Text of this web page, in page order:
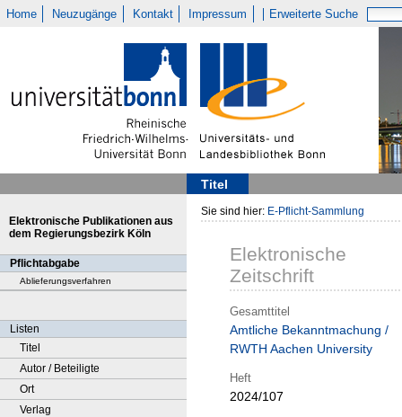
Home Neuzugänge Kontakt Impressum Erweiterte Suche
Titel
Elektronische Publikationen aus
dem Regierungsbezirk Köln
Pflichtabgabe
Ablieferungsverfahren
Listen
Titel
Autor / Beteiligte
Ort
Verlag
Sie sind hier: E-Pflicht-Sammlung
Elektronische
Zeitschrift
Gesamttitel
Amtliche Bekanntmachung /
RWTH Aachen University
Heft
2024/107